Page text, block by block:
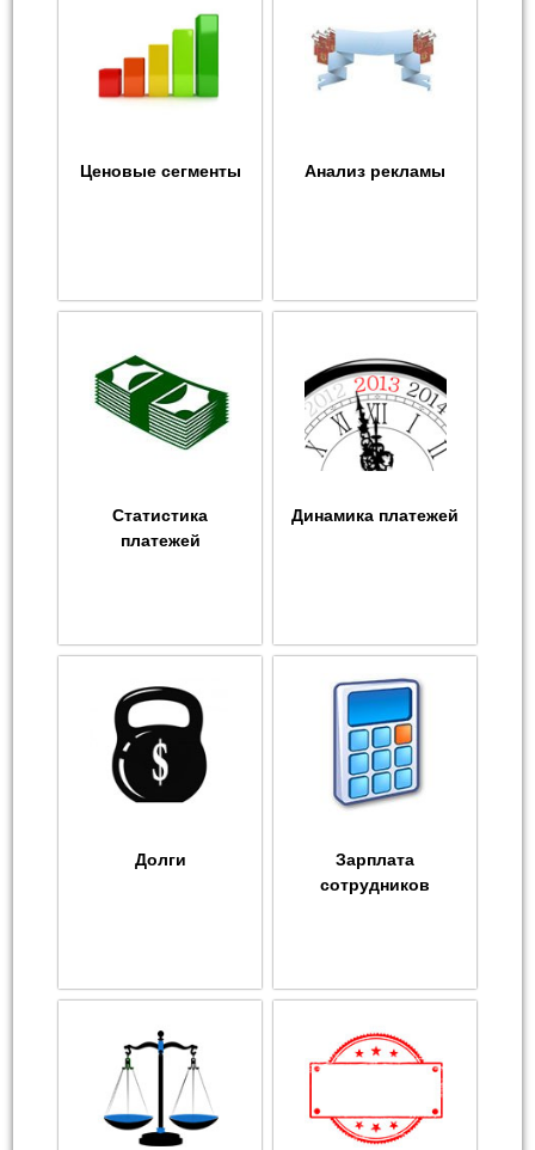
Ценовые сегменты Анализ рекламы
Статистика
платежей
Динамика платежей
Долги
Зарплата
сотрудников